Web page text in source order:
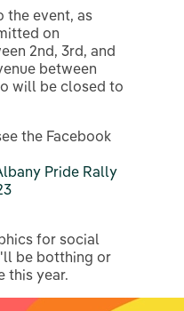
the event, as
on
2nd, 3rd, and
between
will be closed to
the Facebook
Pride Rally
for social
be botthing or
this year.